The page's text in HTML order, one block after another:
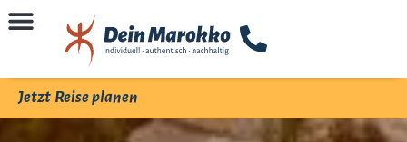
Jetzt Reise planen